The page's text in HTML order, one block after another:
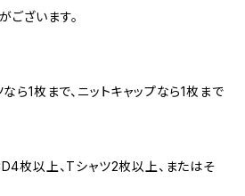
ございます。
ら1枚まで、ニットキャップなら1枚まで
枚以上、Tシャツ2枚以上、またはそ